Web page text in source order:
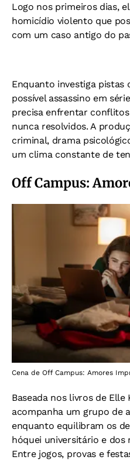
Logo nos primeiros dias,
homicídio violento que
com um caso antigo do
Enquanto investiga pistas
possível assassino em
precisa enfrentar
nunca resolvidos. A
criminal, drama
um clima constante de
Off Campus:
Cena de Off Campus: Amores
Baseada nos livros de Elle
acompanha um grupo de
enquanto equilibram os
hóquei universitário e dos
Entre jogos, provas e